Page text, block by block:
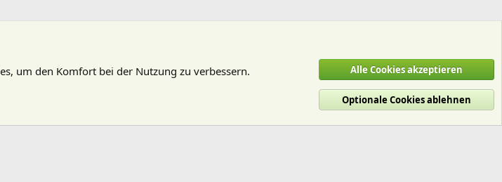
Datenschutz Hilfe und Impressum Start
R
um den Komfort bei der Nutzung zu verbessern.
Alle Cookies akzeptieren
Optionale Cookies ablehnen